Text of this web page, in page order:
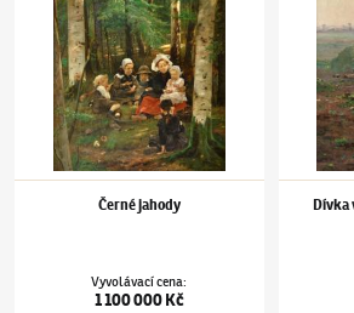
Černé jahody
Vyvolávací cena:
1 100 000 Kč
Dívka